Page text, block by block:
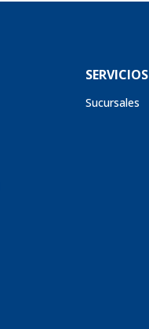
SERVICIOS
Sucursales